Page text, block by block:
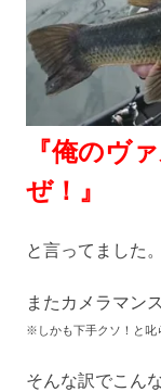
『俺のヴ
ぜ！』
と言ってました。
またカメラマン
※しかも下手クソ！と叱
そんな訳でこん